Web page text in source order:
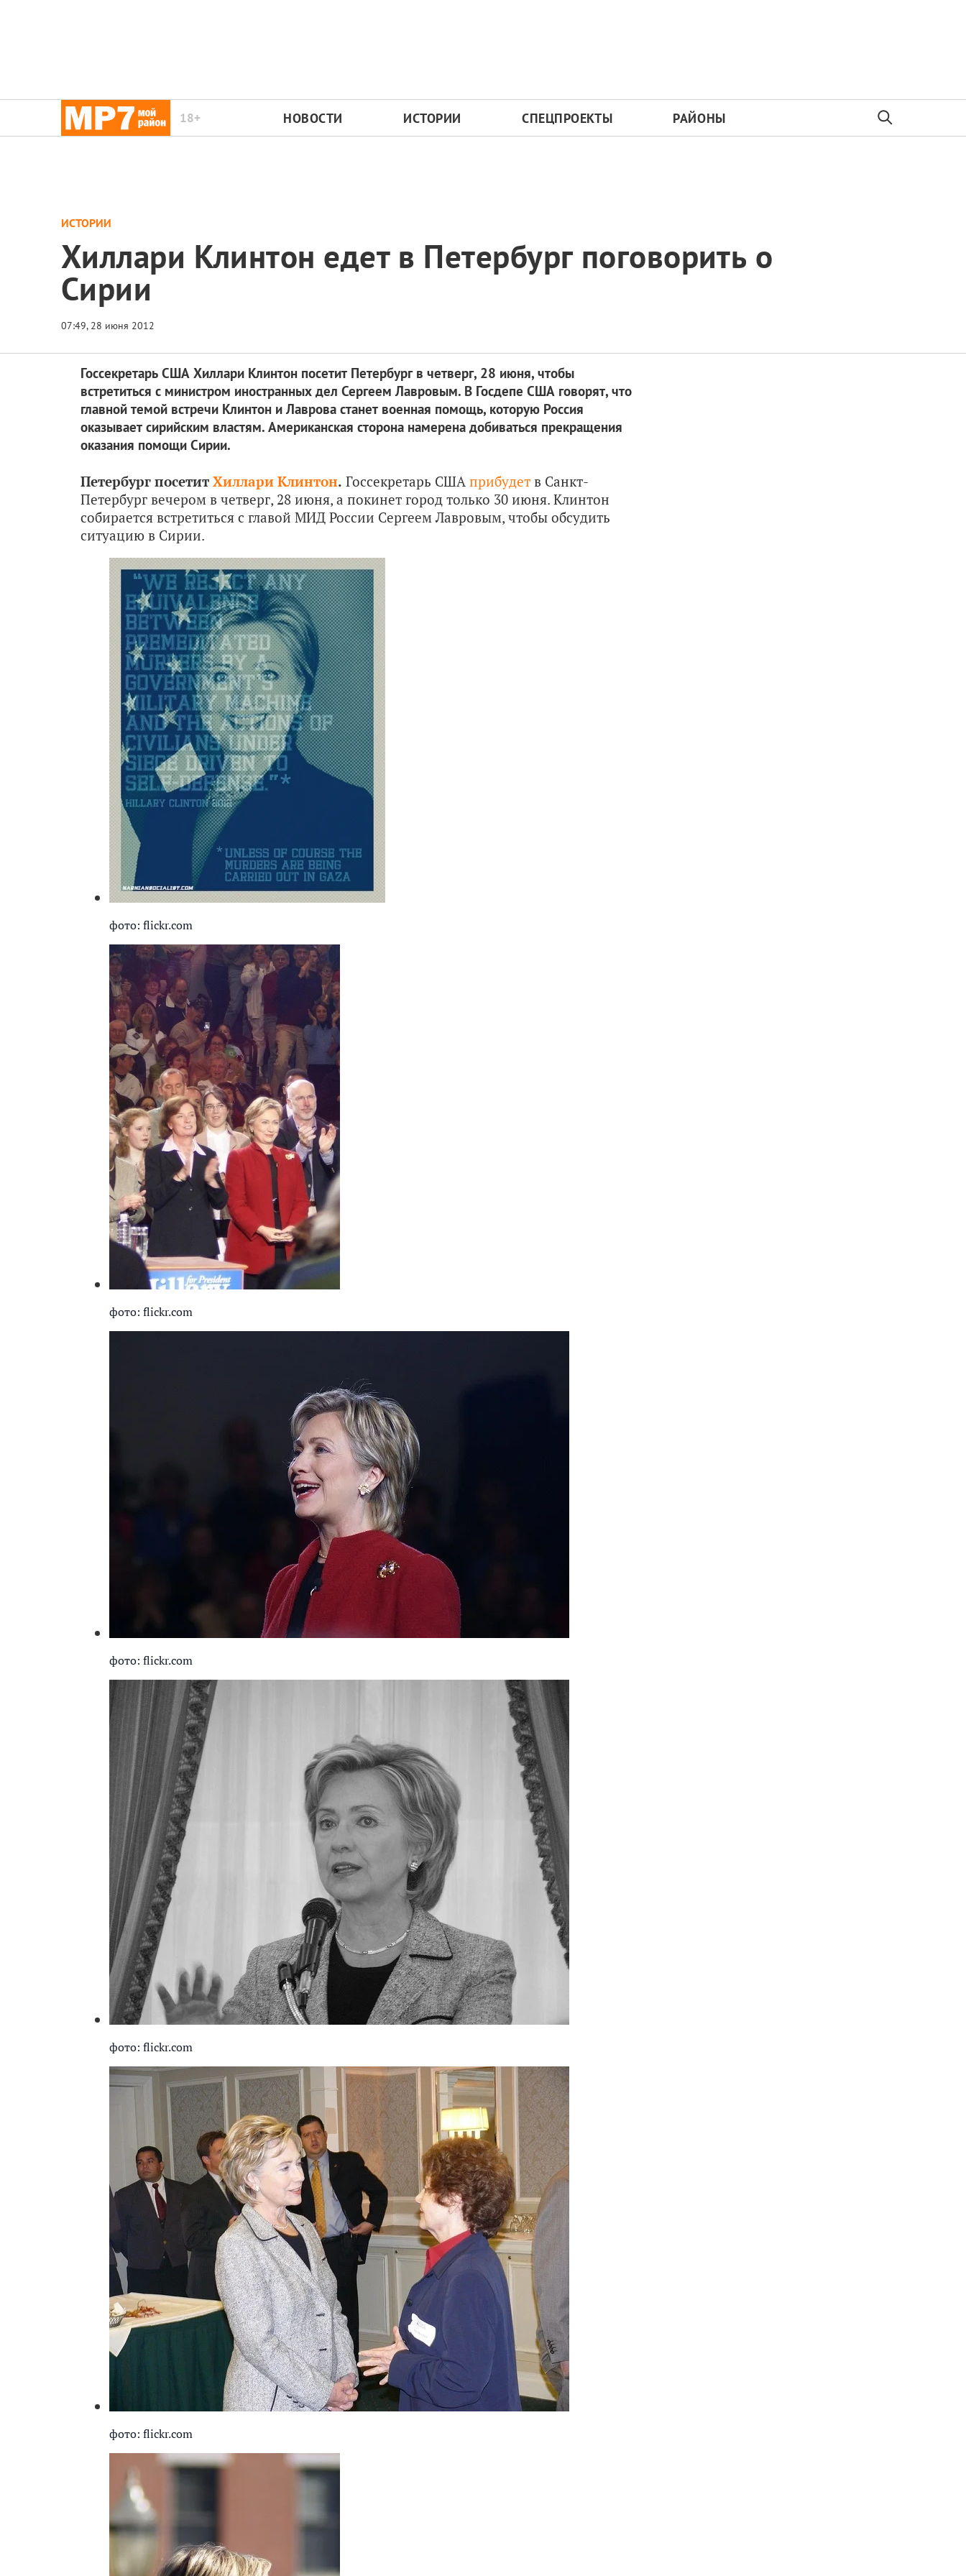
18+ НОВОСТИ ИСТОРИИ СПЕЦПРОЕКТЫ РАЙОНЫ
ИСТОРИИ
Хиллари Клинтон едет в Петербург поговорить о
Сирии
Госсекретарь США Хиллари Клинтон посетит Петербург в четверг, 28 июня, чтобы
встретиться с министром иностранных дел Сергеем Лавровым. В Госдепе США говорят, что
главной темой встречи Клинтон и Лаврова станет военная помощь, которую Россия
оказывает сирийским властям. Американская сторона намерена добиваться прекращения
оказания помощи Сирии.
Петербург посетит Хиллари Клинтон. Госсекретарь США прибудет в Санкт-
Петербург вечером в четверг, 28 июня, а покинет город только 30 июня. Клинтон
собирается встретиться с главой МИД России Сергеем Лавровым, чтобы обсудить
ситуацию в Сирии.
фото: flickr.com
фото: flickr.com
фото: flickr.com
фото: flickr.com
фото: flickr.com